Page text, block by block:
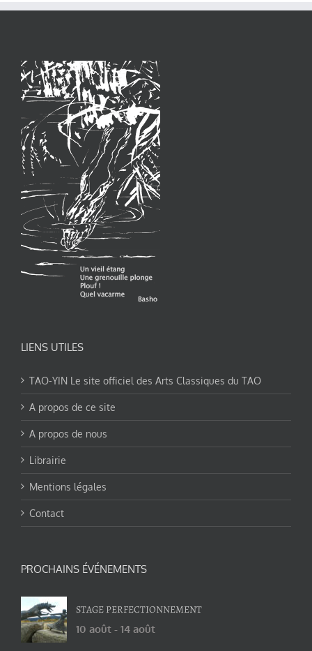
LIENS UTILES
TAO-YIN Le site officiel des Arts Classiques du TAO
A propos de ce site
A propos de nous
Librairie
Mentions légales
Contact
PROCHAINS ÉVÉNEMENTS
STAGE PERFECTIONNEMENT
10 août - 14 août